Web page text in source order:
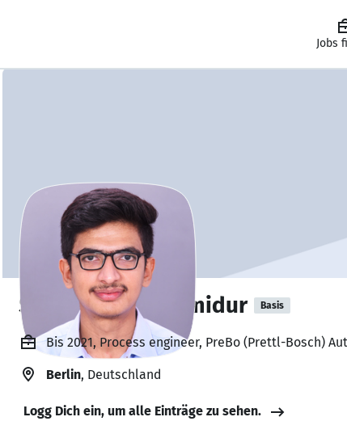
Jobs
Shivdhanush Mamidur Basis
Bis 2021, Process engineer, PreBo (Prettl-Bosch)
Berlin, Deutschland
Logg Dich ein, um alle Einträge zu sehen.